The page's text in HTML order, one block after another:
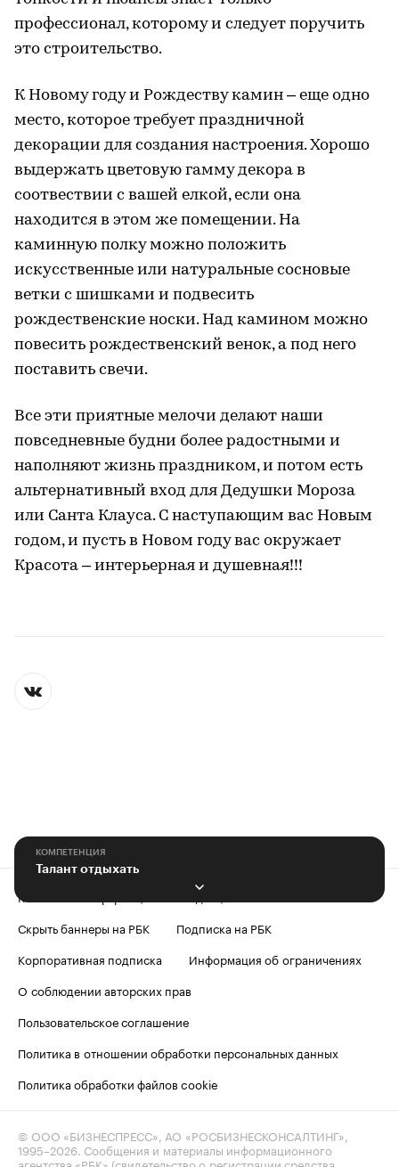
профессионал, которому и следует поручить
это строительство.
К Новому году и Рождеству камин – еще одно
место, которое требует праздничной
декорации для создания настроения. Хорошо
выдержать цветовую гамму декора в
соотвествии с вашей елкой, если она
находится в этом же помещении. На
каминную полку можно положить
искусственные или натуральные сосновые
ветки с шишками и подвесить
рождественские носки. Над камином можно
повесить рождественский венок, а под него
поставить свечи.
Все эти приятные мелочи делают наши
повседневные будни более радостными и
наполняют жизнь праздником, и потом есть
альтернативный вход для Дедушки Мороза
или Санта Клауса. С наступающим вас Новым
годом, и пусть в Новом году вас окружает
Красота – интерьерная и душевная!!!
КОМПЕТЕНЦИЯ
Талант отдыхать
Контактная информация
Скрыть баннеры на РБК
Подписка на РБК
Корпоративная подписка
Информация об ограничениях
О соблюдении авторских прав
Пользовательское соглашение
Политика в отношении обработки персональных данных
Политика обработки файлов cookie
© ООО «БИЗНЕСПРЕСС», АО «РОСБИЗНЕСКОНСАЛТИНГ»,
1995–2026. Сообщения и материалы информационного